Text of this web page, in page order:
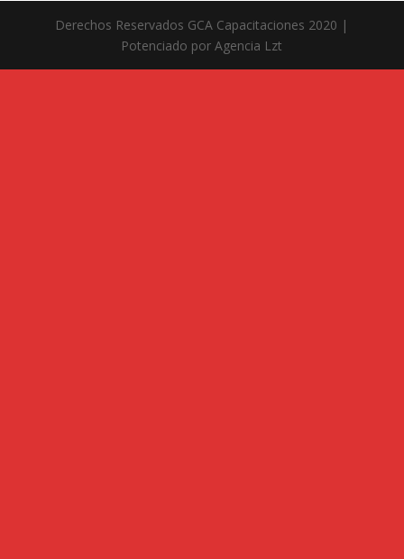
Derechos Reservados GCA Capacitaciones 2020 |
Potenciado por Agencia Lzt